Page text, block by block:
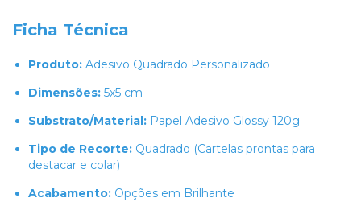
Ficha Técnica
Produto: Adesivo Quadrado Personalizado
Dimensões: 5x5 cm
Substrato/Material: Papel Adesivo Glossy 120g
Tipo de Recorte: Quadrado (Cartelas prontas para
destacar e colar)
Acabamento: Opções em Brilhante